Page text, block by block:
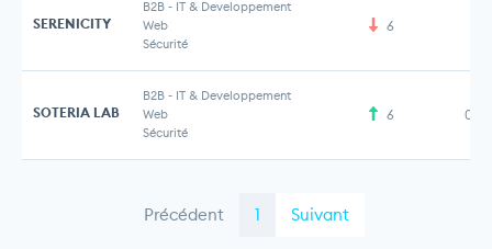
SERENICITY
B2B - IT & Developpement
Web
Sécurité
6
SOTERIA LAB
B2B - IT & Developpement
Web
Sécurité
6
Précédent 1 Suivant